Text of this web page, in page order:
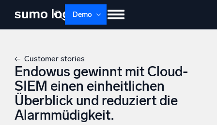
Demo
Lernen Anmelden
Kostenlos testen Support
Dojo AI NEU
Multi-Agenten-AI-Plattform
Customer stories
Endowus gewinnt mit Cloud-
SIEM einen einheitlichen
Überblick und reduziert die
Alarmmüdigkeit.